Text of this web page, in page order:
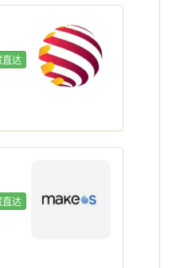
直达
直达